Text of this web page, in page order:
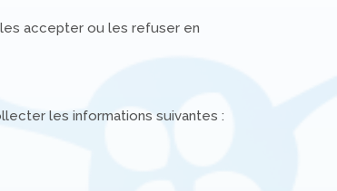
accepter ou les refuser en
les informations suivantes :